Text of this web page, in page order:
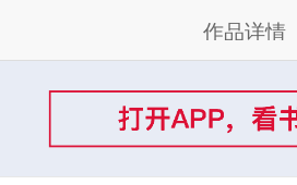
作品详情